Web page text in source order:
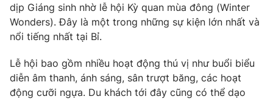
dịp Giáng sinh nhờ lễ hội Kỳ quan mùa đông (Winter
Wonders). Đây là một trong những sự kiện lớn nhất và
nổi tiếng nhất tại Bỉ.
Lễ hội bao gồm nhiều hoạt động thú vị như buổi biểu
diễn âm thanh, ánh sáng, sân trượt băng, các hoạt
động cưỡi ngựa. Du khách tới đây cũng có thể dạo